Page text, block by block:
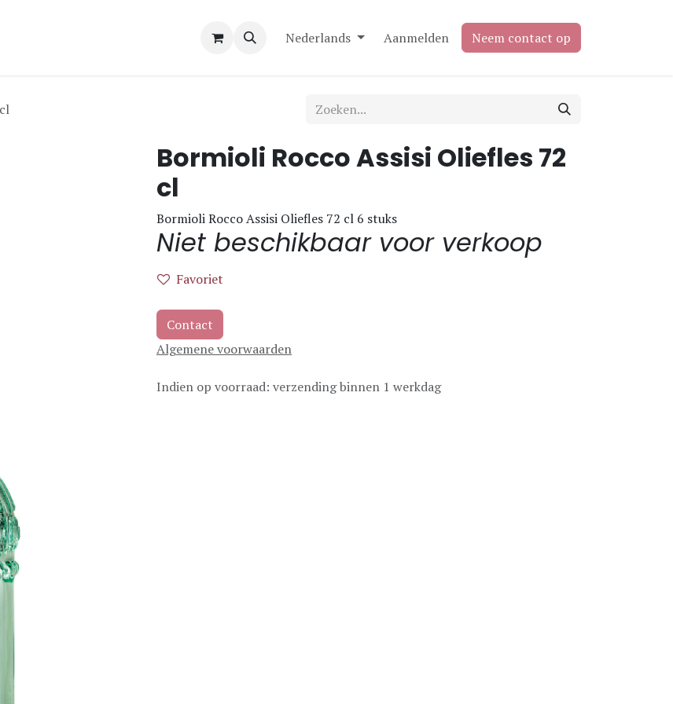
Nederlands Aanmelden Neem contact op
Bormioli Rocco Assisi Oliefles 72
cl
Bormioli Rocco Assisi Oliefles 72 cl 6 stuks
Niet beschikbaar voor verkoop
Favoriet
Contact
Algemene voorwaarden
Indien op voorraad: verzending binnen 1 werkdag